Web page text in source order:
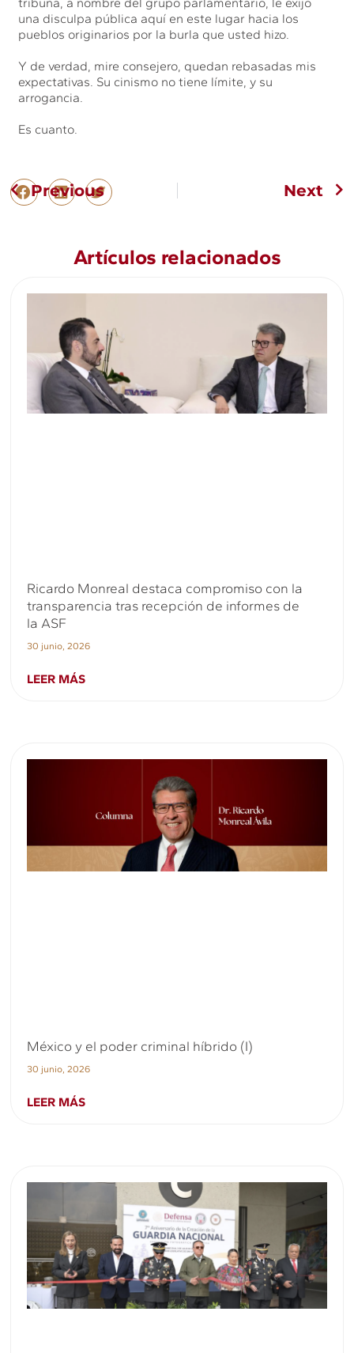
una disculpa pública aquí en este lugar hacia los
pueblos originarios por la burla que usted hizo.
Y de verdad, mire consejero, quedan rebasadas mis
expectativas. Su cinismo no tiene límite, y su
arrogancia.
Es cuanto.
Previous Next
Artículos relacionados
Ricardo Monreal destaca compromiso con la
transparencia tras recepción de informes de
la ASF
30 junio, 2026
LEER MÁS
México y el poder criminal híbrido (I)
30 junio, 2026
LEER MÁS